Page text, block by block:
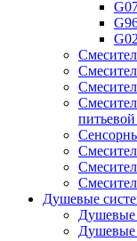
Душевые
Душевые
Душевые